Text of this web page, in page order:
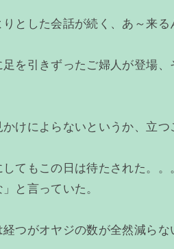
りとした会話が続く、あ～来
足を引きずったご婦人が登場
かけによらないというか、立
してもこの日は待たされた。
と言っていた。
経つがオヤジの数が全然減らな